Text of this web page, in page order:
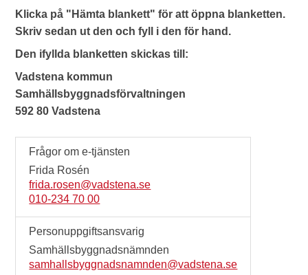
Klicka på "Hämta blankett" för att öppna blanketten.
Skriv sedan ut den och fyll i den för hand.
Den ifyllda blanketten skickas till:
Vadstena kommun
Samhällsbyggnadsförvaltningen
592 80 Vadstena
Frågor om e-tjänsten
Frida Rosén
frida.rosen@vadstena.se
010-234 70 00
Personuppgiftsansvarig
Samhällsbyggnadsnämnden
samhallsbyggnadsnamnden@vadstena.se